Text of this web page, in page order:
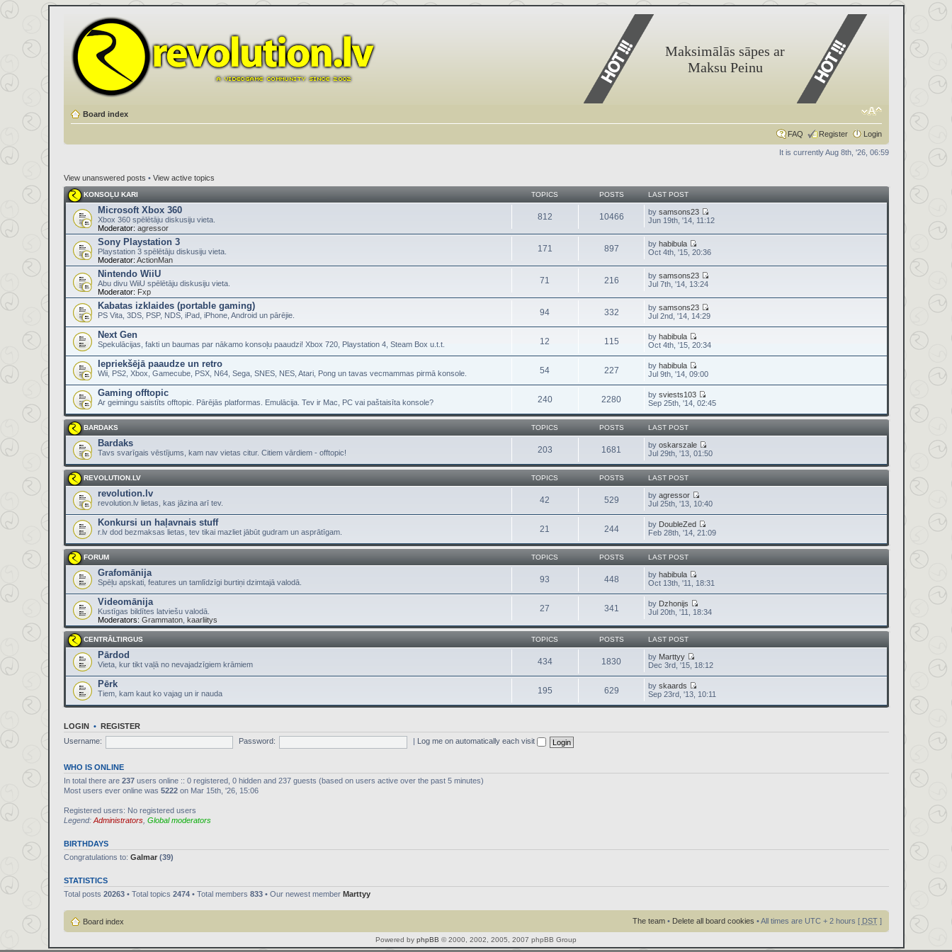
Maksimālās sāpes ar
Maksu Peinu
Board index
FAQ Register Login
It is currently Aug 8th, '26, 06:59
View unanswered posts • View active topics
KONSOĻU KARI TOPICS POSTS LAST POST
Microsoft Xbox 360
Xbox 360 spēlētāju diskusiju vieta.
Moderator: agressor
812 10466 bysamsons23
Jun 19th, '14, 11:12
Sony Playstation 3
Playstation 3 spēlētāju diskusiju vieta.
Moderator: ActionMan
171 897 byhabibula
Oct 4th, '15, 20:36
Nintendo WiiU
Abu divu WiiU spēlētāju diskusiju vieta.
Moderator: Fxp
71 216 bysamsons23
Jul 7th, '14, 13:24
Kabatas izklaides (portable gaming)
PS Vita, 3DS, PSP, NDS, iPad, iPhone, Android un pārējie. 94 332 bysamsons23
Jul 2nd, '14, 14:29
Next Gen
Spekulācijas, fakti un baumas par nākamo konsoļu paaudzi! Xbox 720, Playstation 4, Steam Box u.t.t. 12 115 byhabibula
Oct 4th, '15, 20:34
Iepriekšējā paaudze un retro
Wii, PS2, Xbox, Gamecube, PSX, N64, Sega, SNES, NES, Atari, Pong un tavas vecmammas pirmā konsole. 54 227 byhabibula
Jul 9th, '14, 09:00
Gaming offtopic
Ar geimingu saistīts offtopic. Pārējās platformas. Emulācija. Tev ir Mac, PC vai paštaisīta konsole? 240 2280 bysviests103
Sep 25th, '14, 02:45
BARDAKS TOPICS POSTS LAST POST
Bardaks
Tavs svarīgais vēstījums, kam nav vietas citur. Citiem vārdiem - offtopic! 203 1681 byoskarszale
Jul 29th, '13, 01:50
REVOLUTION.LV TOPICS POSTS LAST POST
revolution.lv
revolution.lv lietas, kas jāzina arī tev. 42 529 byagressor
Jul 25th, '13, 10:40
Konkursi un haļavnais stuff
r.lv dod bezmaksas lietas, tev tikai mazliet jābūt gudram un asprātīgam. 21 244 by DoubleZed
Feb 28th, '14, 21:09
FORUM TOPICS POSTS LAST POST
Grafomānija
Spēļu apskati, features un tamlīdzīgi burtiņi dzimtajā valodā. 93 448 byhabibula
Oct 13th, '11, 18:31
Videomānija
Kustīgas bildītes latviešu valodā.
Moderators: Grammaton, kaarliitys
27 341 by Dzhonijs
Jul 20th, '11, 18:34
CENTRĀLTIRGUS TOPICS POSTS LAST POST
Pārdod
Vieta, kur tikt vaļā no nevajadzīgiem krāmiem 434 1830 by Marttyy
Dec 3rd, '15, 18:12
Pērk
Tiem, kam kaut ko vajag un ir nauda 195 629 byskaards
Sep 23rd, '13, 10:11
LOGIN• REGISTER
Username:
Password: Log me on automatically each visit
WHO IS ONLINE
In total there are 237users online :: 0 registered, 0 hidden and 237 guests (based on users active over the past 5 minutes)
Most users ever online was 5222on Mar 15th, '26, 15:06
Registered users: No registered users
Legend: Administrators, Global moderators
BIRTHDAYS
Congratulations to: Galmar(39)
STATISTICS
Total posts 20263• Total topics 2474• Total members 833• Our newest member Marttyy
Board index The team• Delete all board cookies • All times are UTC + 2 hours [ DST]
Powered by phpBB © 2000, 2002, 2005, 2007 phpBB Group